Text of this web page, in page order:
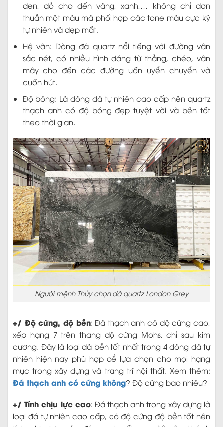
đen, đỏ cho đến vàng, xanh,… không chỉ đơn
thuần một màu mà phối hợp các tone màu cực kỳ
tự nhiên và đẹp mắt.
Hệ vân: Dòng đá quartz nổi tiếng với đường vân
sắc nét, có nhiều hình dáng từ thẳng, chéo, vân
mây cho đến các đường uốn uyển chuyển và
cuốn hút.
Độ bóng: Là dòng đá tự nhiên cao cấp nên quartz
thạch anh có độ bóng đẹp tuyệt vời và bền tốt
theo thời gian.
Người mệnh Thủy chọn đá quartz London Grey
+/ Độ cứng, độ bền: Đá thạch anh có độ cứng cao,
xếp hạng 7 trên thang độ cứng Mohs, chỉ sau kim
cương. Đây là loại đá bền tốt nhất trong 4 dòng đá tự
nhiên hiện nay phù hợp để lựa chọn cho mọi hạng
mục trong xây dựng và trang trí nội thất. Xem thêm:
Đá thạch anh có cứng không? Độ cứng bao nhiêu?
+/ Tính chịu lực cao: Đá thạch anh trong xây dựng là
loại đá tự nhiên cao cấp, có độ cứng độ bền tốt nên